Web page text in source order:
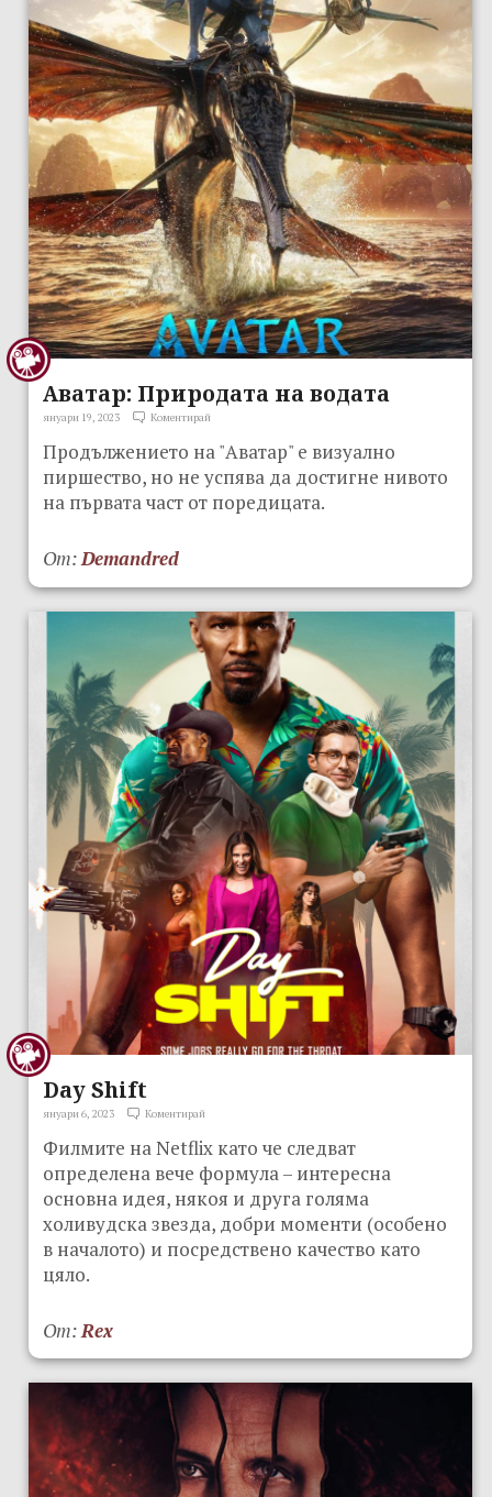
Аватар: Природата на водата
януари 19, 2023 Коментирай
Продължението на "Аватар" е визуално
пиршество, но не успява да достигне нивото
на първата част от поредицата.
От:Demandred
Day Shift
януари 6, 2023 Коментирай
Филмите на Netflix като че следват
определена вече формула – интересна
основна идея, някоя и друга голяма
холивудска звезда, добри моменти (особено
в началото) и посредствено качество като
цяло.
От:Rex